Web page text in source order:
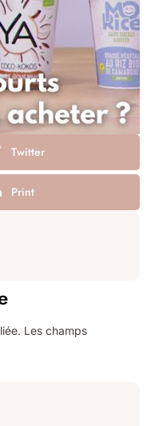
Twitter
Print
Les champs